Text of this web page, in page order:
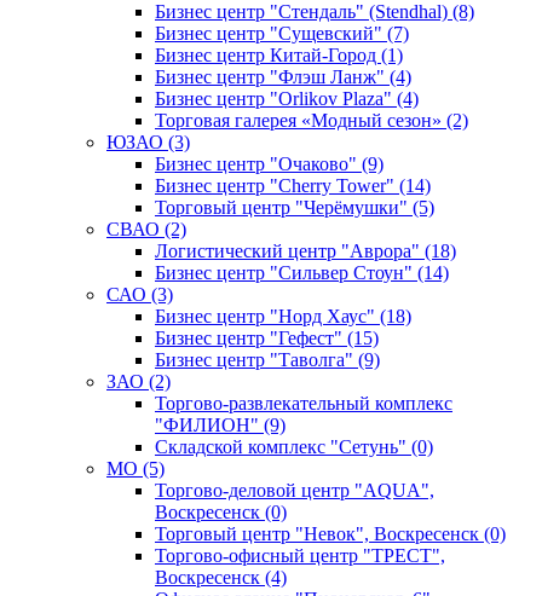
Бизнес центр "Стендаль" (Stendhal) (8)
Бизнес центр "Сущевский" (7)
Бизнес центр Китай-Город (1)
Бизнес центр "Флэш Ланж" (4)
Бизнес центр "Orlikov Plaza" (4)
Торговая галерея «Модный сезон» (2)
ЮЗАО (3)
Бизнес центр "Очаково" (9)
Бизнес центр "Cherry Tower" (14)
Торговый центр "Черёмушки" (5)
СВАО (2)
Логистический центр "Аврора" (18)
Бизнес центр "Сильвер Стоун" (14)
САО (3)
Бизнес центр "Норд Хаус" (18)
Бизнес центр "Гефест" (15)
Бизнес центр "Таволга" (9)
ЗАО (2)
Торгово-развлекательный комплекс
"ФИЛИОН" (9)
Складской комплекс "Сетунь" (0)
MO (5)
Торгово-деловой центр "AQUA",
Воскресенск (0)
Торговый центр "Невок", Воскресенск (0)
Торгово-офисный центр "ТРЕСТ",
Воскресенск (4)